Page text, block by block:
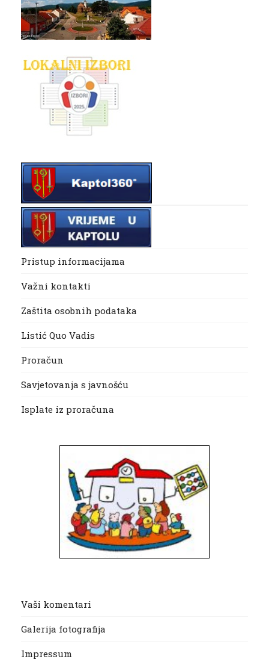
Pristup informacijama
Važni kontakti
Zaštita osobnih podataka
Listić Quo Vadis
Proračun
Savjetovanja s javnošću
Isplate iz proračuna
Vaši komentari
Galerija fotografija
Impressum